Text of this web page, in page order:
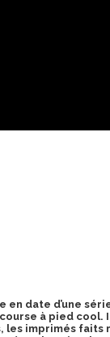
date d’une
à pied
imprimés faits